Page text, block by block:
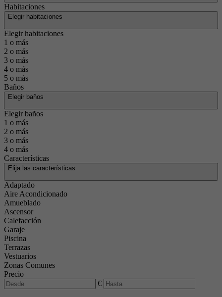
Habitaciones
Elegir habitaciones
Elegir habitaciones
1 o más
2 o más
3 o más
4 o más
5 o más
Baños
Elegir baños
Elegir baños
1 o más
2 o más
3 o más
4 o más
Características
Elija las características
Adaptado
Aire Acondicionado
Amueblado
Ascensor
Calefacción
Garaje
Piscina
Terrazas
Vestuarios
Zonas Comunes
Precio
€